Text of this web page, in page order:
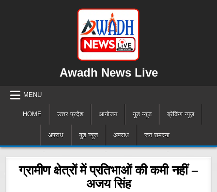
Awadh News Live
MENU
HOME उत्तर प्रदेश आयोजन गुड न्यूज ब्रेकिंग न्यूज़
अपराध गुड न्यूज अपराध जन समस्या
ग्रामीण क्षेत्रों में प्रतिभाओं की कमी नहीं –
अजय सिंह